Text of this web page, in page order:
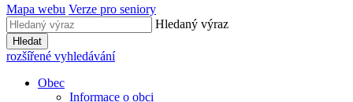
Mapa webu Verze pro seniory
Hledaný výraz
Hledat
rozšířené vyhledávání
Obec
Informace o obci